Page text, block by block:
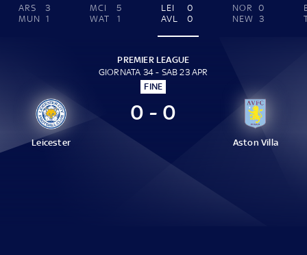
ARS
3
MUN
1
MCI
5
WAT
1
LEI
0
AVL
0
NOR
0
NEW 3
PREMIER LEAGUE
GIORNATA 34 - SAB 23 APR
FINE
Leicester
0 - 0
Aston Villa